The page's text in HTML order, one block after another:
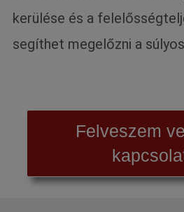
kerülése és a
segíthet megelőzni a
Felveszem